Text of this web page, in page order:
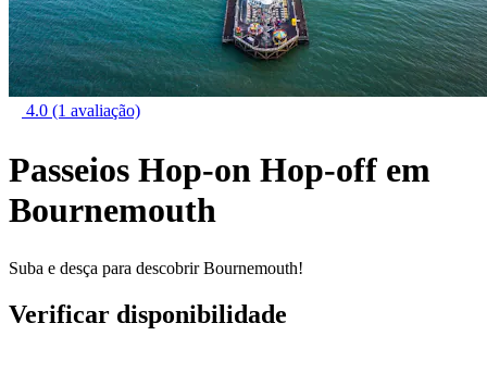
4.0 (1 avaliação)
Passeios Hop-on Hop-off em
Bournemouth
Suba e desça para descobrir Bournemouth!
Verificar disponibilidade